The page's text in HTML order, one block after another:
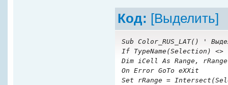
Код: [Выделить]
Sub Color_RUS_LAT() '
If TypeName(Selection) <>
Dim iCell As Range,
On Error GoTo eXXit
Set rRange =